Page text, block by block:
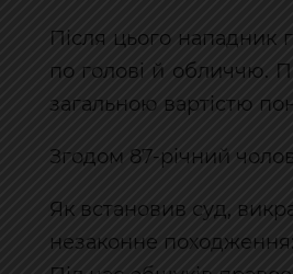
Після цього нападник
по голові й обличчю.
загальною вартістю
Згодом 87-річний
Як встановив суд,
незаконне